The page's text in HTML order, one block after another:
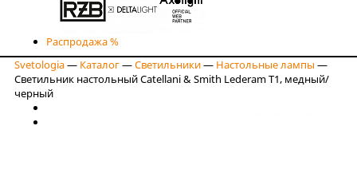
Распродажа %
Svetologia— Каталог—Светильники— Настольные лампы —
Светильник настольный Catellani & Smith Lederam T1, медный/
черный